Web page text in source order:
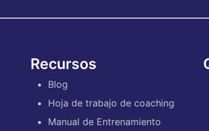
Recursos
Blog
Hoja de trabajo de coaching
Manual de Entrenamiento